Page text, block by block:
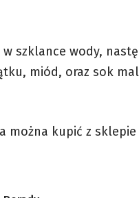
szklance wody,
miód, oraz sok
można kupić z